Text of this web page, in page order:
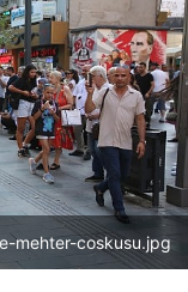
mehter-coskusu.jpg